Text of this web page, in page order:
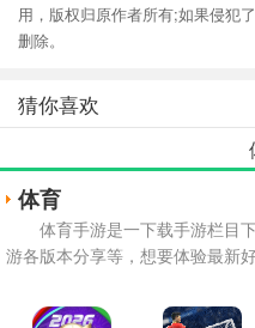
用，版权归原作者所有;如果侵犯
删除。
猜你喜欢
体育
体育手游是一下载手游栏目
游各版本分享等，想要体验最新